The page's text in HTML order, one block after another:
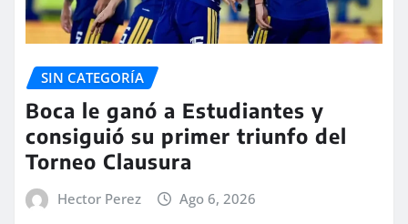
SIN CATEGORÍA
Boca le ganó a Estudiantes y
consiguió su primer triunfo del
Torneo Clausura
Hector Perez Ago 6, 2026